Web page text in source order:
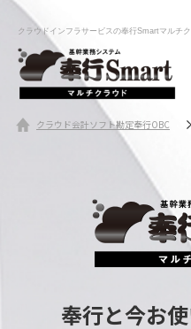
クラウドインフラサービスの奉行Smartマルチ
クラウド会計ソフト勘定奉行OBC
奉行と今お